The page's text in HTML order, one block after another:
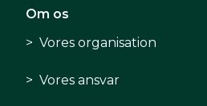
Om os
Vores organisation
Vores ansvar